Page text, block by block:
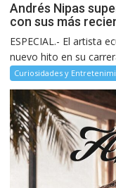
Andrés Nipas
con sus más
ESPECIAL.- El artista
nuevo hito en su
Curiosidades y